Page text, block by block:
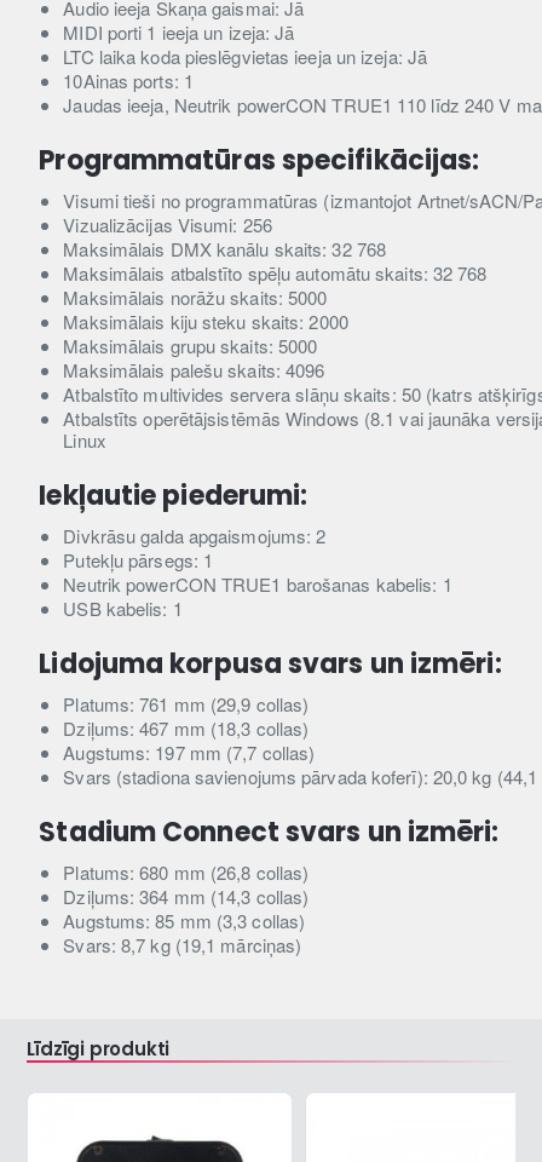
Audio ieeja Skaņa gaismai: Jā
MIDI porti 1 ieeja un izeja: Jā
LTC laika koda pieslēgvietas ieeja un izeja: Jā
10Ainas ports: 1
Jaudas ieeja, Neutrik powerCON TRUE1 110 līdz 240 V
Programmatūras specifikācijas:
Visumi tieši no programmatūras (izmantojot Artnet/sACN/
Vizualizācijas Visumi: 256
Maksimālais DMX kanālu skaits: 32 768
Maksimālais atbalstīto spēļu automātu skaits: 32 768
Maksimālais norāžu skaits: 5000
Maksimālais kiju steku skaits: 2000
Maksimālais grupu skaits: 5000
Maksimālais palešu skaits: 4096
Atbalstīto multivides servera slāņu skaits: 50 (katrs
Atbalstīts operētājsistēmās Windows (8.1 vai jaunāka
Linux
Iekļautie piederumi:
Divkrāsu galda apgaismojums: 2
Putekļu pārsegs: 1
Neutrik powerCON TRUE1 barošanas kabelis: 1
USB kabelis: 1
Lidojuma korpusa svars un izmēri:
Platums: 761 mm (29,9 collas)
Dziļums: 467 mm (18,3 collas)
Augstums: 197 mm (7,7 collas)
Svars (stadiona savienojums pārvada koferī): 20,0 kg
Stadium Connect svars un izmēri:
Platums: 680 mm (26,8 collas)
Dziļums: 364 mm (14,3 collas)
Augstums: 85 mm (3,3 collas)
Svars: 8,7 kg (19,1 mārciņas)
Līdzīgi produkti